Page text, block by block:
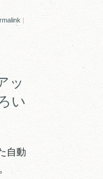
ッ
い
自動